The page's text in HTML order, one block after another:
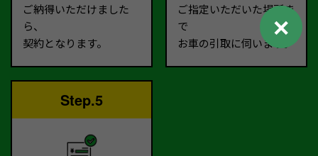
ご納得いただけました
ら、
契約となります。
ご指定いただいた場所ま
で
お車の引取に伺います。
Step.5
✕